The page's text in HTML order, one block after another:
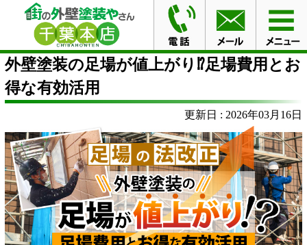
HOME
外壁塗装の足場が値上がり⁉足場費用とお得な有効
外壁塗装の足場が値上がり⁉足場費用とお
得な有効活用
更新日 : 2026年03月16日